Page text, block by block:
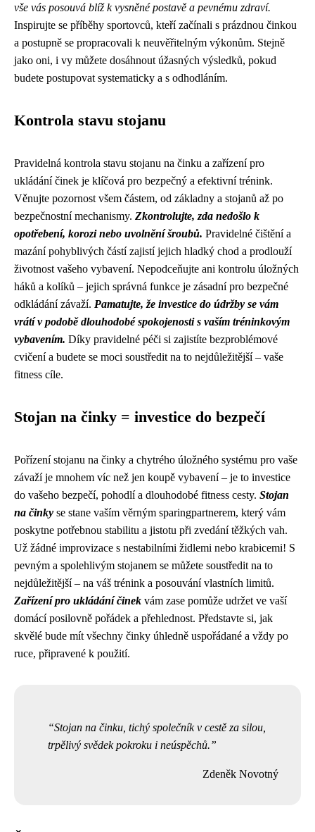
vše vás posouvá blíž k vysněné postavě a pevnému zdraví.
Inspirujte se příběhy sportovců, kteří začínali s prázdnou činkou
a postupně se propracovali k neuvěřitelným výkonům. Stejně
jako oni, i vy můžete dosáhnout úžasných výsledků, pokud
budete postupovat systematicky a s odhodláním.
Kontrola stavu stojanu
Pravidelná kontrola stavu stojanu na činku a zařízení pro
ukládání činek je klíčová pro bezpečný a efektivní trénink.
Věnujte pozornost všem částem, od základny a stojanů až po
bezpečnostní mechanismy. Zkontrolujte, zda nedošlo k
opotřebení, korozi nebo uvolnění šroubů. Pravidelné čištění a
mazání pohyblivých částí zajistí jejich hladký chod a prodlouží
životnost vašeho vybavení. Nepodceňujte ani kontrolu úložných
háků a kolíků – jejich správná funkce je zásadní pro bezpečné
odkládání závaží. Pamatujte, že investice do údržby se vám
vrátí v podobě dlouhodobé spokojenosti s vaším tréninkovým
vybavením. Díky pravidelné péči si zajistíte bezproblémové
cvičení a budete se moci soustředit na to nejdůležitější – vaše
fitness cíle.
Stojan na činky = investice do bezpečí
Pořízení stojanu na činky a chytrého úložného systému pro vaše
závaží je mnohem víc než jen koupě vybavení – je to investice
do vašeho bezpečí, pohodlí a dlouhodobé fitness cesty. Stojan
na činky se stane vaším věrným sparingpartnerem, který vám
poskytne potřebnou stabilitu a jistotu při zvedání těžkých vah.
Už žádné improvizace s nestabilními židlemi nebo krabicemi! S
pevným a spolehlivým stojanem se můžete soustředit na to
nejdůležitější – na váš trénink a posouvání vlastních limitů.
Zařízení pro ukládání činek vám zase pomůže udržet ve vaší
domácí posilovně pořádek a přehlednost. Představte si, jak
skvělé bude mít všechny činky úhledně uspořádané a vždy po
ruce, připravené k použití.
Stojan na činku, tichý společník v cestě za silou,
trpělivý svědek pokroku i neúspěchů.
Zdeněk Novotný